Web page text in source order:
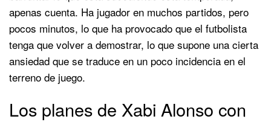
apenas cuenta. Ha jugador en muchos partidos, pero
pocos minutos, lo que ha provocado que el futbolista
tenga que volver a demostrar, lo que supone una cierta
ansiedad que se traduce en un poco incidencia en el
terreno de juego.
Los planes de Xabi Alonso con